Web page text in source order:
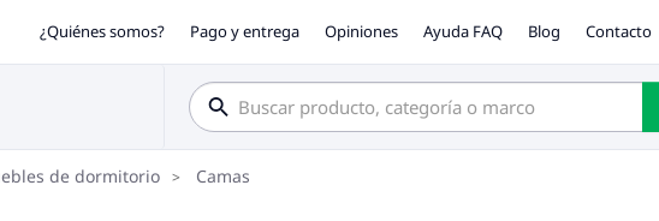
¿Quiénes somos? Pago y entrega Opiniones Ayuda FAQ Blog Contacto
de dormitorio Camas